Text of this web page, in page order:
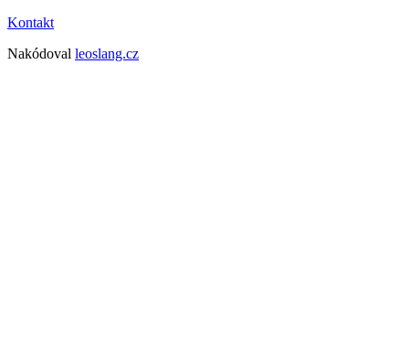
Kontakt
Nakódoval leoslang.cz